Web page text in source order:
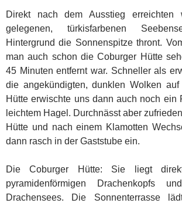
Direkt nach dem Ausstieg erreichten
gelegenen, türkisfarbenen
Hintergrund die Sonnenspitze thront.
man auch schon die Coburger Hütte
45 Minuten entfernt war. Schneller als
die angekündigten, dunklen Wolken
Hütte erwischte uns dann auch noch ein
leichtem Hagel. Durchnässt aber
Hütte und nach einem Klamotten
dann rasch in der Gaststube ein.
Die Coburger Hütte: Sie liegt
pyramidenförmigen Drachenkopfs
Drachensees. Die Sonnenterrasse